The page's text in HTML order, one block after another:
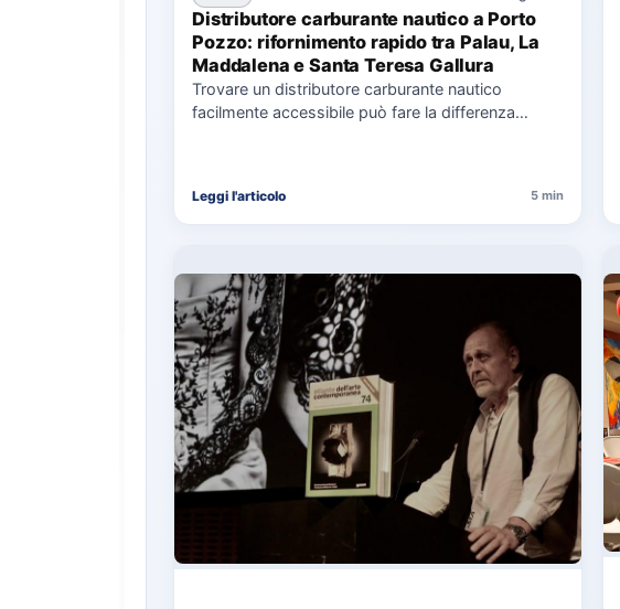
Distributore carburante nautico a Porto
Pozzo: rifornimento rapido tra Palau, La
Maddalena e Santa Teresa Gallura
Trovare un distributore carburante nautico
facilmente accessibile può fare la differenza
Leggi l'articolo 5 min